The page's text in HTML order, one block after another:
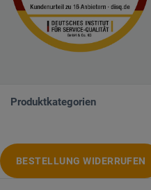
Produktkategorien
BESTELLUNG WIDERRUFEN